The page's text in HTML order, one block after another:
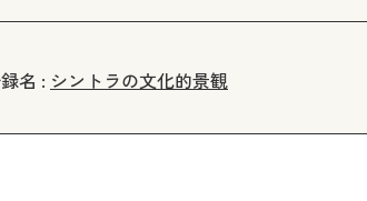
名 : シントラの文化的景観